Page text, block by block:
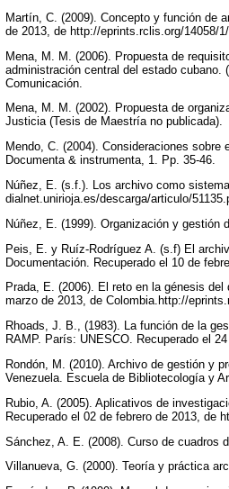
Martín, C. (2009). Concepto y función de
de 2013, de http://eprints.rclis.org/14058/
Mena, M. M. (2006). Propuesta de
administración central del estado cubano.
Comunicación.
Mena, M. M. (2002). Propuesta de
Justicia (Tesis de Maestría no publicada).
Mendo, C. (2004). Consideraciones
Documenta & instrumenta, 1. Pp. 35-46.
Núñez, E. (s.f.). Los archivo como
dialnet.unirioja.es/descarga/articulo/
Núñez, E. (1999). Organización y gestión
Peis, E. y Ruíz-Rodríguez A. (s.f) El
Documentación. Recuperado el 10 de
Prada, E. (2006). El reto en la génesis
marzo de 2013, de Colombia.http://
Rhoads, J. B., (1983). La función de la
RAMP. París: UNESCO. Recuperado el
Rondón, M. (2010). Archivo de gestión y
Venezuela. Escuela de Bibliotecología y
Rubio, A. (2005). Aplicativos de
Recuperado el 02 de febrero de 2013, de
Sánchez, A. E. (2008). Curso de cuadros
Villanueva, G. (2000). Teoría y práctica